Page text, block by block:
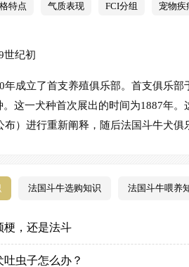
仿能力，而一只
特点 气质表现 FCI分组 宠物疾
世纪初
年成立了首支养殖俱乐部。首支俱乐部
这一犬种首次展出的时间为1887年。
布）进行重新阐释，随后法国斗牛犬
法国斗牛选购知识 法国斗牛喂养
梗，还是法斗
虫子怎么办？